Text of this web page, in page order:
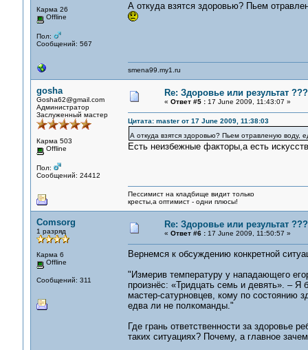
Карма 26
Offline
Пол:
Сообщений: 567
А откуда взятся здоровью? Пьем
smena99.my1.ru
gosha
Gosha62@gmail.com
Администратор
Заслуженный мастер
Карма 503
Offline
Пол:
Сообщений: 24412
Re: Здоровье или результат ???
« Ответ #5 :17 June 2009, 11:43:07 »
Цитата: master от 17 June 2009, 11:38:03
А откуда взятся здоровью? Пьем отравленую воду,
Есть неизбежные факторы,а есть
Пессимист на кладбище видит только
кресты,а оптимист - одни плюсы!
Comsorg
1 разряд
Карма 6
Offline
Сообщений: 311
Re: Здоровье или результат ???
« Ответ #6 :17 June 2009, 11:50:57 »
Вернемся к обсуждению конкретной
"Измерив температуру у нападающего
произнёс: «Тридцать семь и девять». – Я
мастер-сатурновцев, кому по состоянию
едва ли не полкоманды."
Где грань ответственности за здоровье
таких ситуациях? Почему, а главное